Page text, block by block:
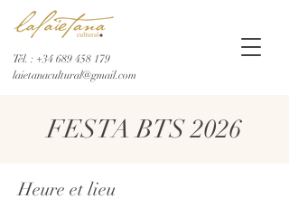
Tél. : +34 689 458 179
laietanacultural@gmail.com
FESTA BTS 2026
Heure et lieu